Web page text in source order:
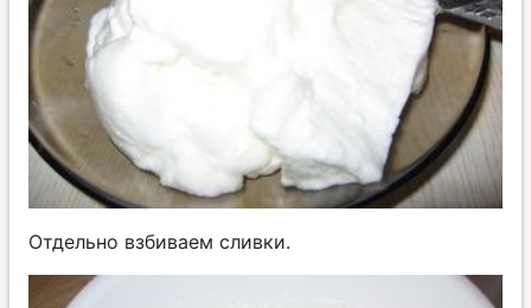
Отдельно взбиваем сливки.